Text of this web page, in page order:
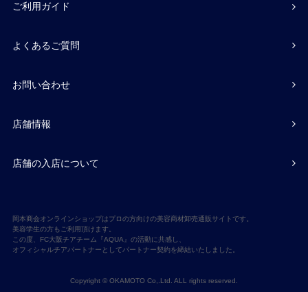
ご利用ガイド
よくあるご質問
お問い合わせ
店舗情報
店舗の入店について
岡本商会オンラインショップはプロの方向けの美容商材卸売通販サイトです。
美容学生の方もご利用頂けます。
この度、FC大阪チアチーム『AQUA』の活動に共感し、
オフィシャルチアパートナーとしてパートナー契約を締結いたしました。
Copyright © OKAMOTO Co,.Ltd. ALL rights reserved.